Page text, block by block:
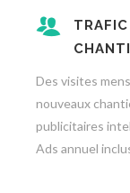
Des visites
nouveaux
publicitaires
Ads annuel